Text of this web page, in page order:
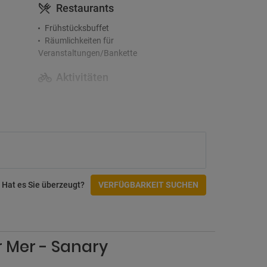
Restaurants
Frühstücksbuffet
Veranstaltungen/Bankette
Aktivitäten
Check-In/Checkout
Hat es Sie überzeugt? VERFÜGBARKEIT SUCHEN
Mer - Sanary